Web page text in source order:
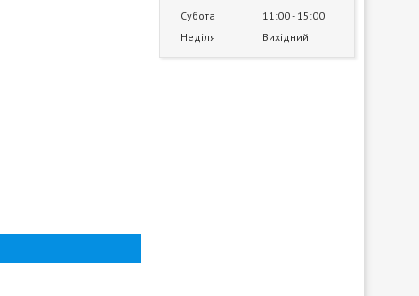
Субота
11:00 15:00
Неділя
Вихідний